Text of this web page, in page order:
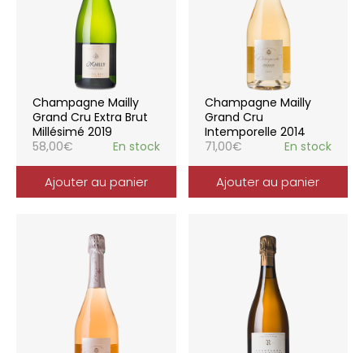
Champagne Mailly
Grand Cru Extra Brut
Millésimé 2019
58,00€ En stock
Ajouter au panier
Champagne Mailly
Grand Cru
Intemporelle 2014
71,00€ En stock
Ajouter au panier